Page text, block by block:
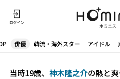
俳優 韓流・海外スター アイドル
当時19歳、 神木隆之介の熱と